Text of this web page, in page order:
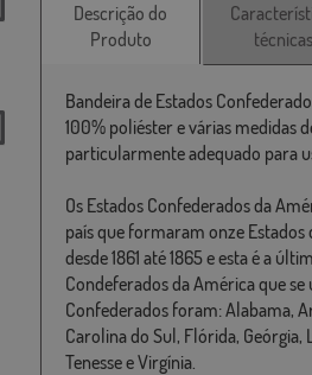
Descrição do
Produto
técnicas
Bandeira de Estados
100% poliéster e várias medidas
particularmente adequado para
Os Estados Confederados da
país que formaram onze Estados
desde 1861 até 1865 e esta é a
Condeferados da América que se
Confederados foram: Alabama,
Carolina do Sul, Flórida, Geórgia,
Tenesse e Virgínia.